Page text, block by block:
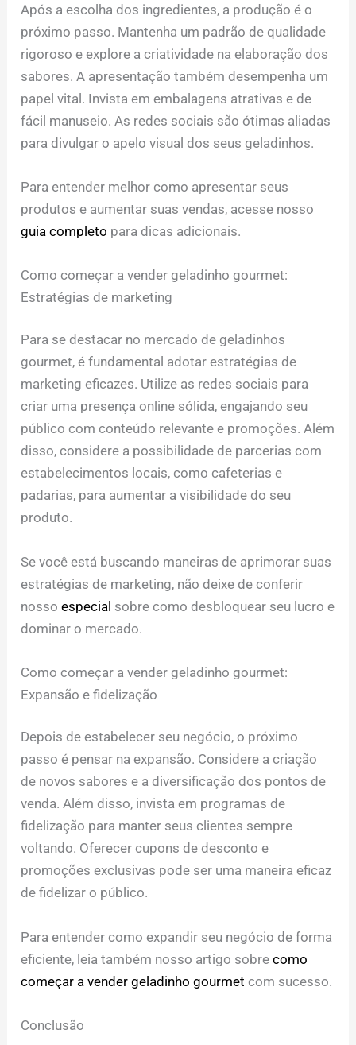
Após a escolha dos ingredientes, a produção é o
próximo passo. Mantenha um padrão de qualidade
rigoroso e explore a criatividade na elaboração dos
sabores. A apresentação também desempenha um
papel vital. Invista em embalagens atrativas e de
fácil manuseio. As redes sociais são ótimas aliadas
para divulgar o apelo visual dos seus geladinhos.
Para entender melhor como apresentar seus
produtos e aumentar suas vendas, acesse nosso
guia completo para dicas adicionais.
Como começar a vender geladinho gourmet:
Estratégias de marketing
Para se destacar no mercado de geladinhos
gourmet, é fundamental adotar estratégias de
marketing eficazes. Utilize as redes sociais para
criar uma presença online sólida, engajando seu
público com conteúdo relevante e promoções. Além
disso, considere a possibilidade de parcerias com
estabelecimentos locais, como cafeterias e
padarias, para aumentar a visibilidade do seu
produto.
Se você está buscando maneiras de aprimorar suas
estratégias de marketing, não deixe de conferir
nossoespecial sobre como desbloquear seu lucro e
dominar o mercado.
Como começar a vender geladinho gourmet:
Expansão e fidelização
Depois de estabelecer seu negócio, o próximo
passo é pensar na expansão. Considere a criação
de novos sabores e a diversificação dos pontos de
venda. Além disso, invista em programas de
fidelização para manter seus clientes sempre
voltando. Oferecer cupons de desconto e
promoções exclusivas pode ser uma maneira eficaz
de fidelizar o público.
Para entender como expandir seu negócio de forma
eficiente, leia também nosso artigo sobrecomo
começar a vender geladinho gourmet com sucesso.
Conclusão